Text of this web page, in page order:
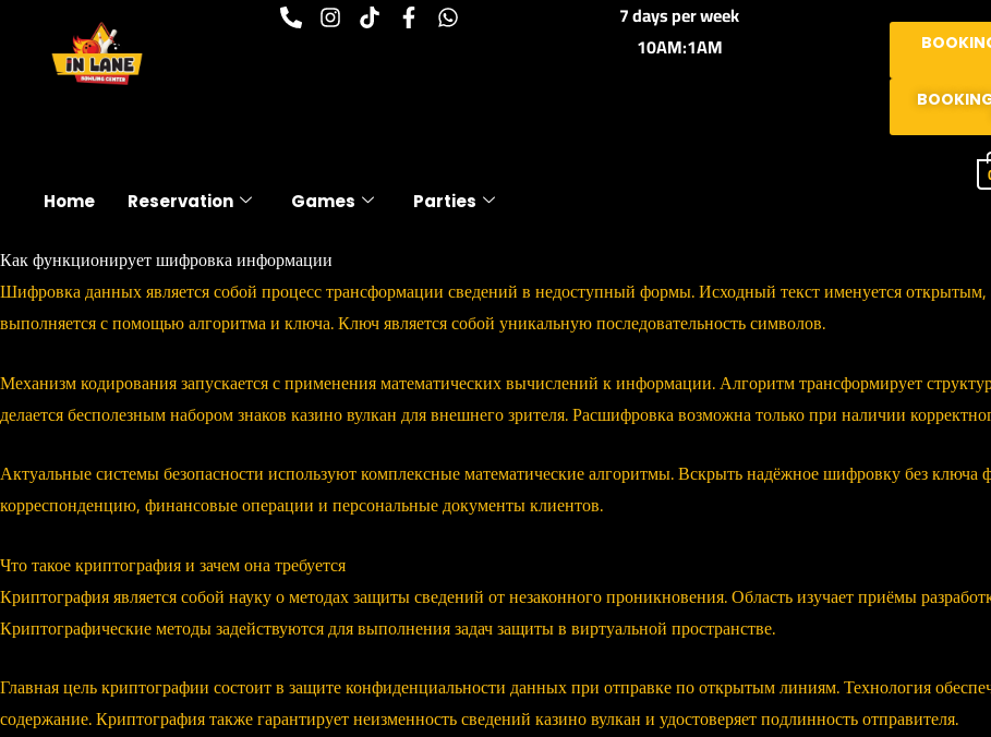
content
P
h
I
n
T
i
F
a
f
W
h
7 days per week
10AM:1AM
Home Reservation Games Parties
Как функционирует шифровка информации
Шифровка данных является собой процесс трансформации сведений в недоступный формы. Исходный текст именуется
выполняется с помощью алгоритма и ключа. Ключ является собой уникальную последовательность символов.
Механизм кодирования запускается с применения математических вычислений к информации. Алгоритм трансформирует
делается бесполезным набором знаков казино вулкан для внешнего зрителя. Расшифровка возможна только при наличии
Актуальные системы безопасности используют комплексные математические алгоритмы. Вскрыть надёжное шифровку без
корреспонденцию, финансовые операции и персональные документы клиентов.
Что такое криптография и зачем она требуется
Криптография является собой науку о методах защиты сведений от незаконного проникновения. Область изучает приёмы
Криптографические методы задействуются для выполнения задач защиты в виртуальной пространстве.
Главная цель криптографии состоит в защите конфиденциальности данных при отправке по открытым линиям. Технология
содержание. Криптография также гарантирует неизменность сведений казино вулкан и удостоверяет подлинность отправителя.